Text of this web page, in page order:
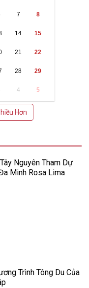
7 8
14 15
21 22
28 29
4 5
Hơn
Nguyên Tham Dự
Minh Rosa Lima
Trình Tông Du Của